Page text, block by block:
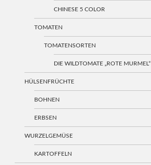
CHINESE 5 COLOR
TOMATEN
TOMATENSORTEN
DIE WILDTOMATE „ROTE MURMEL“
HÜLSENFRÜCHTE
BOHNEN
ERBSEN
WURZELGEMÜSE
KARTOFFELN